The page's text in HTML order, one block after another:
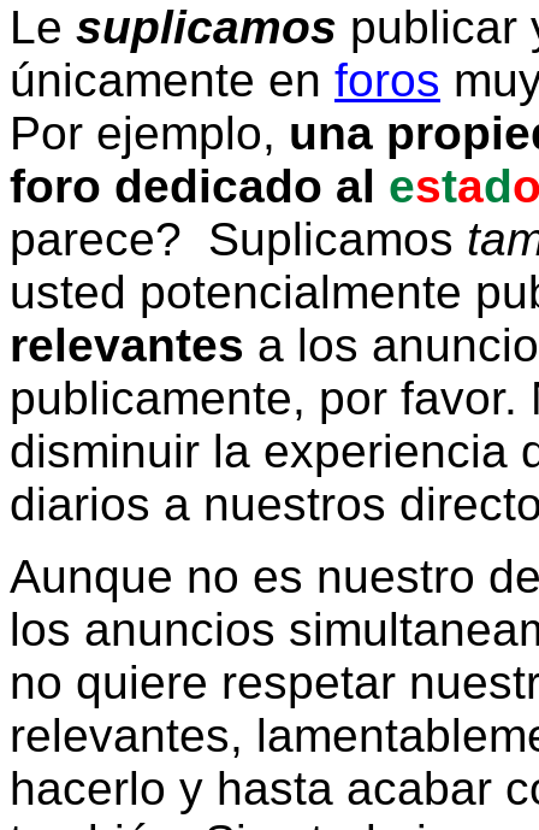
Le suplicamos publicar
únicamente en foros
Por ejemplo, una
foro dedicado al estad
parece? Suplicamos
usted potencialmente
relevantes a los
publicamente, por
disminuir la experiencia
diarios a nuestros
Aunque no es nuestro
los anuncios
no quiere respetar
relevantes,
hacerlo y hasta acabar